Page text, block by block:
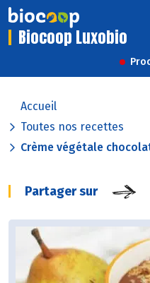
Biocoop Luxobio
Accueil
Toutes nos recettes
Crème végétale
Partager sur